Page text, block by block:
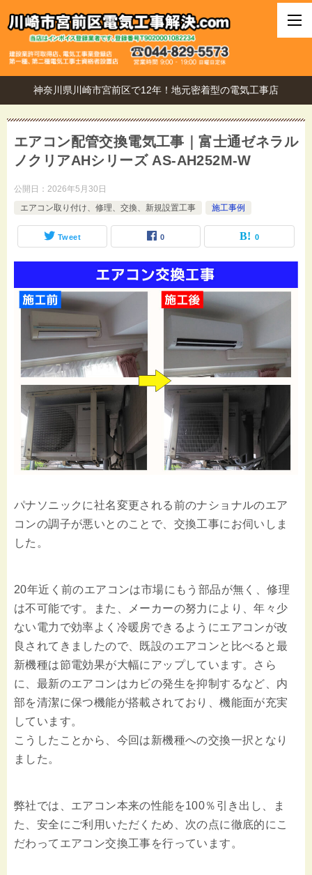
神奈川県川崎市宮前区で12年！地元密着型の電気工事店
エアコン配管交換電気工事｜富士通ゼネラル
ノクリアAHシリーズ AS-AH252M-W
公開日： 2026年5月30日
エアコン取り付け、修理、交換、新規設置工事
施工事例
Tweet 0 0
パナソニックに社名変更される前のナショナルのエア
コンの調子が悪いとのことで、交換工事にお伺いしま
した。
20年近く前のエアコンは市場にもう部品が無く、修理
は不可能です。また、メーカーの努力により、年々少
ない電力で効率よく冷暖房できるようにエアコンが改
良されてきましたので、既設のエアコンと比べると最
新機種は節電効果が大幅にアップしています。さら
に、最新のエアコンはカビの発生を抑制するなど、内
部を清潔に保つ機能が搭載されており、機能面が充実
しています。
こうしたことから、今回は新機種への交換一択となり
ました。
弊社では、エアコン本来の性能を100％引き出し、ま
た、安全にご利用いただくため、次の点に徹底的にこ
だわってエアコン交換工事を行っています。